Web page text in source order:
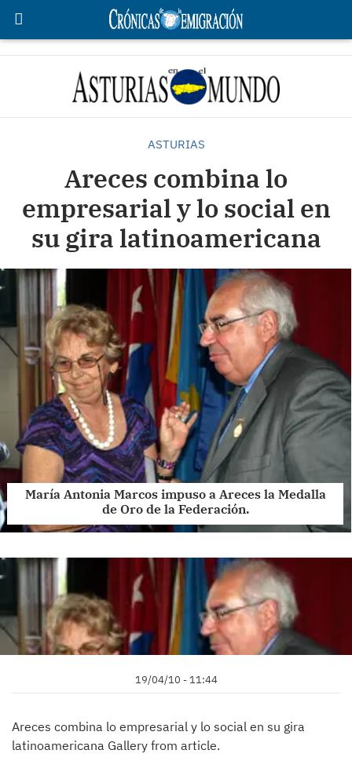
ASTURIAS
Areces combina lo
empresarial y lo social en
su gira latinoamericana
María Antonia Marcos impuso a Areces la Medalla
de Oro de la Federación.
19/04/10 - 11:44
Areces combina lo empresarial y lo social en su gira
latinoamericana Gallery from article.